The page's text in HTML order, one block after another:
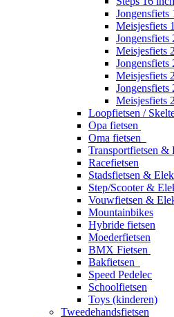
Jongensfiets
Meisjesfiets
Jongensfiets
Meisjesfiets
Jongensfiets
Meisjesfiets
Jongensfiets
Meisjesfiets
Loopfietsen /
Opa fietsen
Oma fietsen
Transportfietsen &
Racefietsen
Stadsfietsen &
Step/Scooter &
Vouwfietsen &
Mountainbikes
Hybride fietsen
Moederfietsen
BMX Fietsen
Bakfietsen
Speed Pedelec
Schoolfietsen
Toys (kinderen)
Tweedehandsfietsen